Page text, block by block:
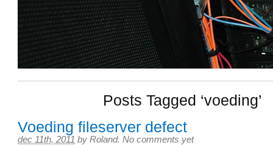
Posts Tagged ‘voeding’
Voeding fileserver defect
dec 11th, 2011 by Roland. No comments yet